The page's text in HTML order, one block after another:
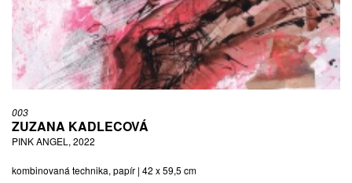
003
ZUZANA KADLECOVÁ
PINK ANGEL, 2022
kombinovaná technika, papír | 42 x 59,5 cm